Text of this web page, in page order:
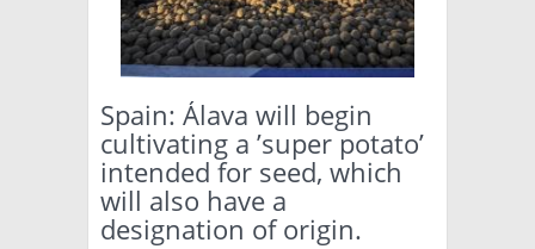
Spain: Álava will begin
cultivating a ’super potato’
intended for seed, which
will also have a
designation of origin.